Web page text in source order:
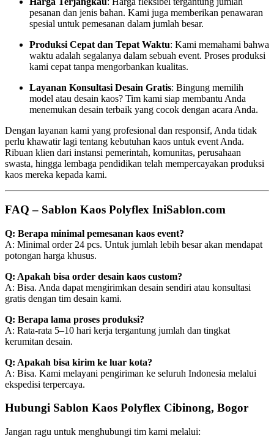
pesanan dan jenis bahan. Kami juga memberikan penawaran
spesial untuk pemesanan dalam jumlah besar.
Produksi Cepat dan Tepat Waktu: Kami memahami bahwa
waktu adalah segalanya dalam sebuah event. Proses produksi
kami cepat tanpa mengorbankan kualitas.
Layanan Konsultasi Desain Gratis: Bingung memilih
model atau desain kaos? Tim kami siap membantu Anda
menemukan desain terbaik yang cocok dengan acara Anda.
Dengan layanan kami yang profesional dan responsif, Anda tidak
perlu khawatir lagi tentang kebutuhan kaos untuk event Anda.
Ribuan klien dari instansi pemerintah, komunitas, perusahaan
swasta, hingga lembaga pendidikan telah mempercayakan produksi
kaos mereka kepada kami.
FAQ – Sablon Kaos Polyflex IniSablon.com
Q: Berapa minimal pemesanan kaos event?
A: Minimal order 24 pcs. Untuk jumlah lebih besar akan mendapat
potongan harga khusus.
Q: Apakah bisa order desain kaos custom?
A: Bisa. Anda dapat mengirimkan desain sendiri atau konsultasi
gratis dengan tim desain kami.
Q: Berapa lama proses produksi?
A: Rata-rata 5–10 hari kerja tergantung jumlah dan tingkat
kerumitan desain.
Q: Apakah bisa kirim ke luar kota?
A: Bisa. Kami melayani pengiriman ke seluruh Indonesia melalui
ekspedisi terpercaya.
Hubungi Sablon Kaos Polyflex Cibinong, Bogor
Jangan ragu untuk menghubungi tim kami melalui: